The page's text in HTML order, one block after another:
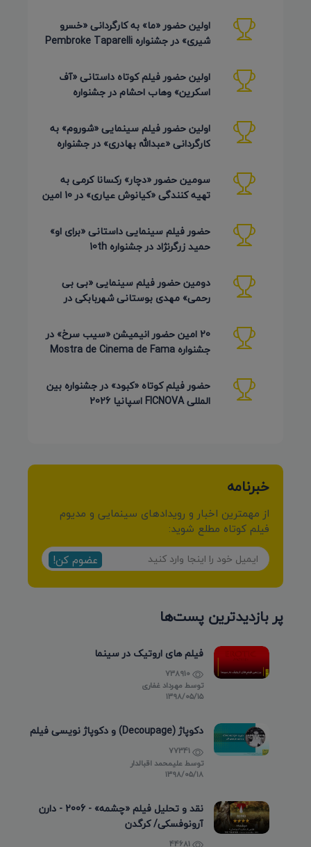
اولین حضور «ما» به کارگردانی «خسرو
شیری» در جشنواره Pembroke Taparelli
اولین حضور فیلم کوتاه داستانی «آف
اسکرین» وهاب احشام در جشنواره
اولین حضور فیلم سینمایی «شوروم» به
کارگردانی «عبدالله بهادری» در جشنواره
سومین حضور «دچار» رکسانا کرمی به
تهیه کنندگی «کیانوش عیاری» در 10 امین
حضور فیلم سینمایی داستانی «برای او»
حمید زرگرنژاد در جشنواره 10th
دومین حضور فیلم سینمایی «بی بی
رحمی» مهدی بوستانی شهربابکی در
20 امین حضور انیمیشن «سیب سرخ» در
جشنواره Mostra de Cinema de Fama
حضور فیلم کوتاه «کبود» در جشنواره بین
المللی FICNOVA اسپانیا 2026
خبرنامه
از مهمترین اخبار و رویدادهای سینمایی و مدیوم
فیلم کوتاه مطلع شوید:
عضوم کن!
پر بازدیدترین پست‌ها
فیلم های اروتیک در سینما
توسط مهرداد غفاری
۱۳۹۸/۰۵/۱۵
دکوپاژ (Decoupage) و دکوپاژ نویسی فیلم
توسطعلیمحمد اقبالدار
۱۳۹۸/۰۵/۱۸
نقد و تحلیل فیلم «چشمه» - 2006 - دارن
آرونوفسکی/ کرگدن